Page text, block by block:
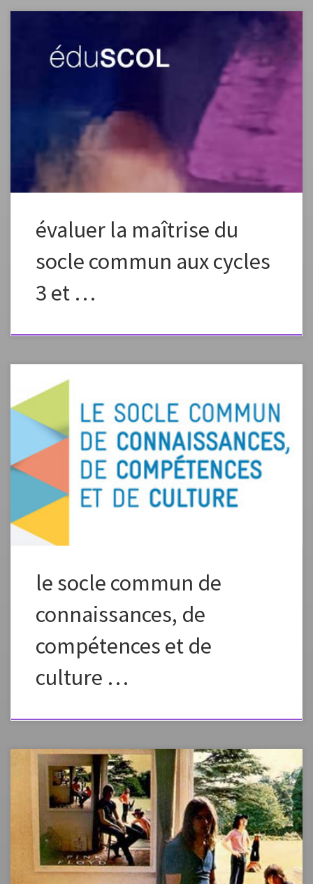
L’évaluation du socle commun du cycle 2 au cycle 4 se fait en référence
aux contenus des programmes d’enseignement et porte sur les huit
composantes du socle via une échelle de quatre niveaux. source de
l’article: http://eduscol.education.fr/cid103803/evaluer-la-maitrise-du-
socle-commun-du-cycle-2-au-cycle-4.html#lien1
évaluer la maîtrise du
socle commun aux cycles
3 et …
source de l’article: http://eduscol.education.fr/pid23410/le-socle-
commun-et-l-evaluation-des-acquis.html
le socle commun de
connaissances, de
compétences et de
culture …
Bernard-André GAILLOT, maître de conférences honoraire en
didactique des arts plastiques, Université-IUFM d’Aix-Marseille, France
Intervention à Marseille le 18 mars 2009.